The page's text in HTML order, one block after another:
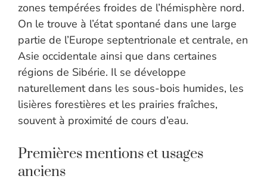
zones tempérées froides de l’hémisphère nord.
On le trouve à l’état spontané dans une large
partie de l’Europe septentrionale et centrale, en
Asie occidentale ainsi que dans certaines
régions de Sibérie. Il se développe
naturellement dans les sous-bois humides, les
lisières forestières et les prairies fraîches,
souvent à proximité de cours d’eau.
Premières mentions et usages
anciens